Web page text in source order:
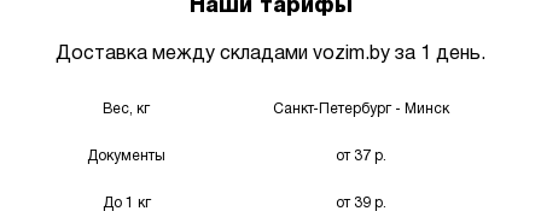
Наши тарифы
Доставка между складами vozim.by за 1 день.
Вес, кг Санкт-Петербург - Минск
Документы от 37 р.
До 1 кг от 39 р.